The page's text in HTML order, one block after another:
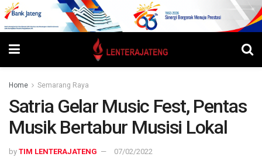
Home Semarang Raya
Satria Gelar Music Fest, Pentas
Musik Bertabur Musisi Lokal
by TIM LENTERAJATENG 07/02/2022